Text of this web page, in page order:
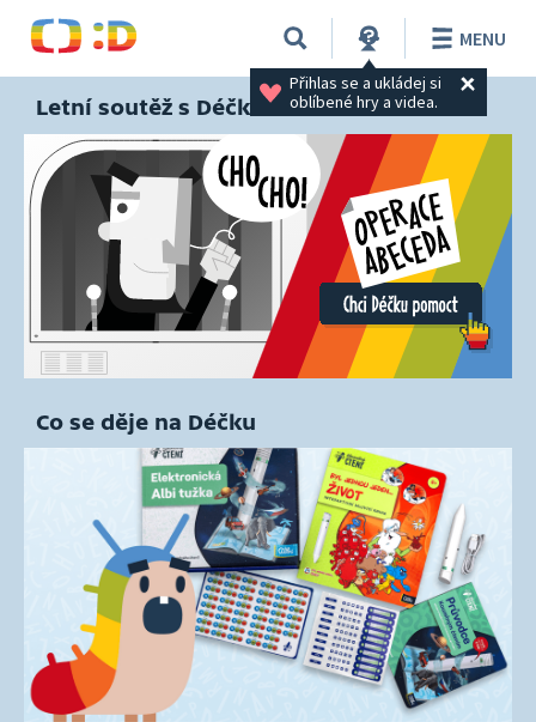
Přihlas se a ukládej si
oblíbené hry a videa.
MENU
Letní soutěž s Déčkem
Co se děje na Déčku